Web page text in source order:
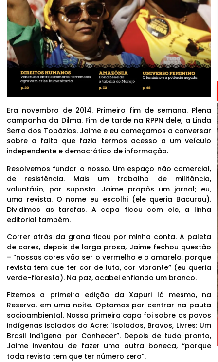
Era novembro de 2014. Primeiro fim de semana. Plena
campanha da Dilma. Fim de tarde na RPPN dele, a Linda
Serra dos Topázios. Jaime e eu começamos a conversar
sobre a falta que fazia termos acesso a um veículo
independente e democrático de informação.
Resolvemos fundar o nosso. Um espaço não comercial,
de resistência. Mais um trabalho de militância,
voluntário, por suposto. Jaime propôs um jornal; eu,
uma revista. O nome eu escolhi (ele queria Bacurau).
Dividimos as tarefas. A capa ficou com ele, a linha
editorial também.
Correr atrás da grana ficou por minha conta. A paleta
de cores, depois de larga prosa, Jaime fechou questão
– “nossas cores vão ser o vermelho e o amarelo, porque
revista tem que ter cor de luta, cor vibrante” (eu queria
verde-floresta). Na paz, acabei enfiando um branco.
Fizemos a primeira edição da Xapuri lá mesmo, na
Reserva, em uma noite. Optamos por centrar na pauta
socioambiental. Nossa primeira capa foi sobre os povos
indígenas isolados do Acre: ‘Isolados, Bravos, Livres: Um
Brasil Indígena por Conhecer”. Depois de tudo pronto,
Jaime inventou de fazer uma outra boneca, “porque
toda revista tem que ter número zero”.